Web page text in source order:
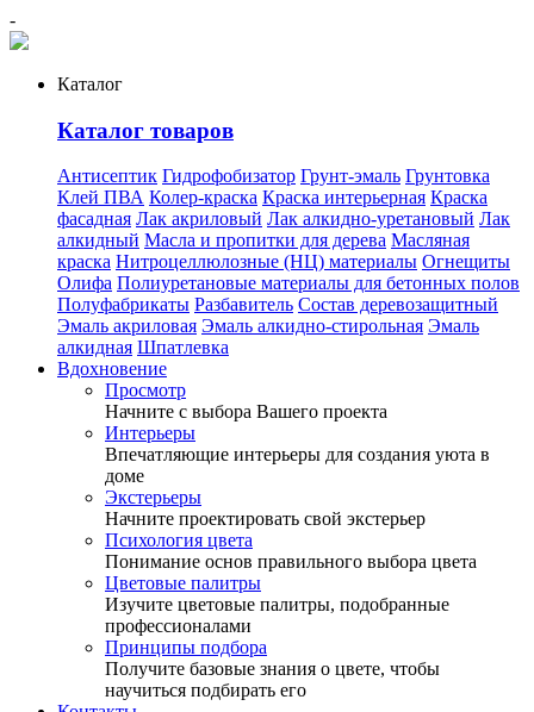
-
Каталог
Каталог товаров
Антисептик Гидрофобизатор Грунт-эмаль Грунтовка
Клей ПВА Колер-краска Краска интерьерная Краска
фасадная Лак акриловый Лак алкидно-уретановый Лак
алкидный Масла и пропитки для дерева Масляная
краска Нитроцеллюлозные (НЦ) материалы Огнещиты
Олифа Полиуретановые материалы для бетонных полов
Полуфабрикаты Разбавитель Состав деревозащитный
Эмаль акриловая Эмаль алкидно-стирольная Эмаль
алкидная Шпатлевка
Вдохновение
Просмотр
Начните с выбора Вашего проекта
Интерьеры
Впечатляющие интерьеры для создания уюта в
доме
Экстерьеры
Начните проектировать свой экстерьер
Психология цвета
Понимание основ правильного выбора цвета
Цветовые палитры
Изучите цветовые палитры, подобранные
профессионалами
Принципы подбора
Получите базовые знания о цвете, чтобы
научиться подбирать его